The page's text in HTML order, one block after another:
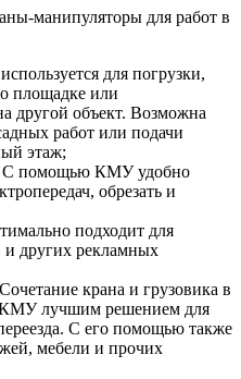
манипуляторы для работ в
для погрузки,
площадке или
другой объект. Возможна
работ или подачи
этаж;
С помощью КМУ удобно
обрезать и
подходит для
других рекламных
крана и грузовика в
КМУ лучшим решением для
С его помощью также
мебели и прочих